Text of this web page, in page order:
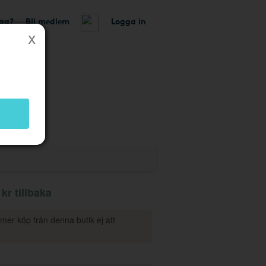
Bli medlem Logga in
tillbaka
köp från denna butik ej att